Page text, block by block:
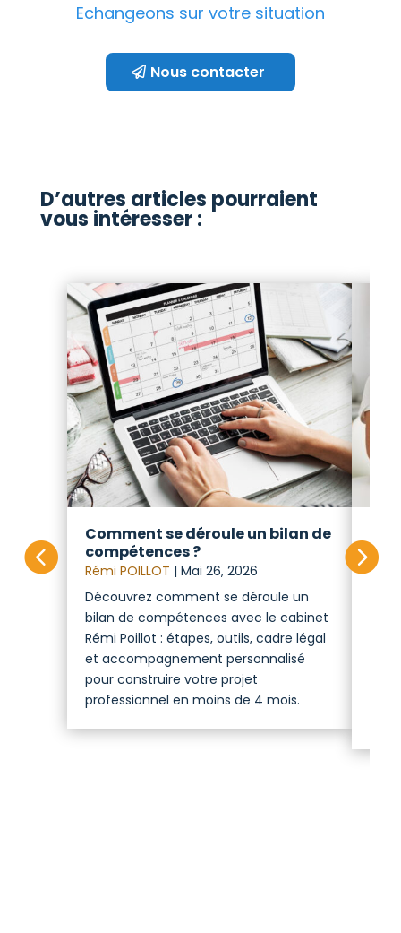
Echangeons sur votre situation
Nous contacter
D’autres articles pourraient
vous intéresser :
Comment se déroule un bilan de
compétences ?
Rémi POILLOT | Mai 26, 2026
Découvrez comment se déroule un
bilan de compétences avec le cabinet
Rémi Poillot : étapes, outils, cadre légal
et accompagnement personnalisé
pour construire votre projet
professionnel en moins de 4 mois.